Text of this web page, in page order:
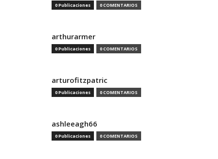
0 Publicaciones 0 COMENTARIOS
arthurarmer
0 Publicaciones 0 COMENTARIOS
arturofitzpatric
0 Publicaciones 0 COMENTARIOS
ashleeagh66
0 Publicaciones 0 COMENTARIOS